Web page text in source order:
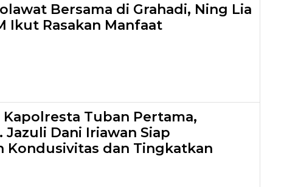
Bersama di Grahadi, Ning Lia
Ikut Rasakan Manfaat
Kapolresta Tuban Pertama,
Jazuli Dani Iriawan Siap
Kondusivitas dan Tingkatkan